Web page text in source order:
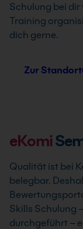
Schulung bei dir
Training
dich gerne.
Zur
eKomi
Qualität ist bei
belegbar.
Skills Schulung
durchgeführt –